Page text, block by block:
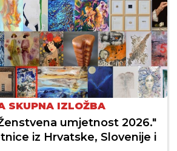
SKUPNA IZLOŽBA
umjetnost 2026."
iz Hrvatske, Slovenije i